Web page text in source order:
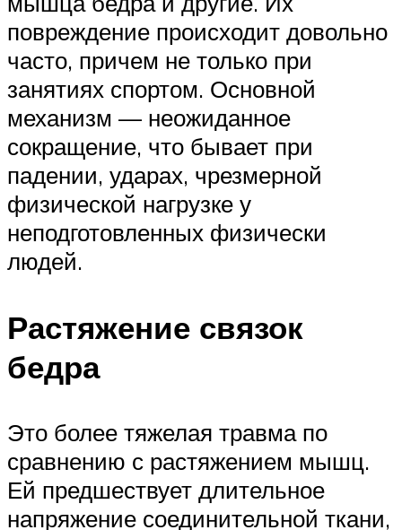
повреждение происходит довольно
часто, причем не только при
занятиях спортом. Основной
механизм — неожиданное
сокращение, что бывает при
падении, ударах, чрезмерной
физической нагрузке у
неподготовленных физически
людей.
Растяжение связок
бедра
Это более тяжелая травма по
сравнению с растяжением мышц.
Ей предшествует длительное
напряжение соединительной ткани,